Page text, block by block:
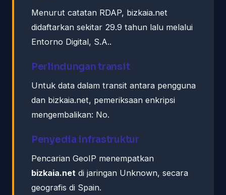
Menurut catatan RDAP, bizkaia.net
didaftarkan sekitar 29.9 tahun lalu melalui
Entorno Digital, S.A..
Perlindungan transit
Untuk data dalam transit antara pengguna
dan bizkaia.net, pemeriksaan enkripsi
mengembalikan: No.
Penyedia infrastruktur
Pencarian GeoIP menempatkan
bizkaia.net di jaringan Unknown, secara
geografis di Spain.